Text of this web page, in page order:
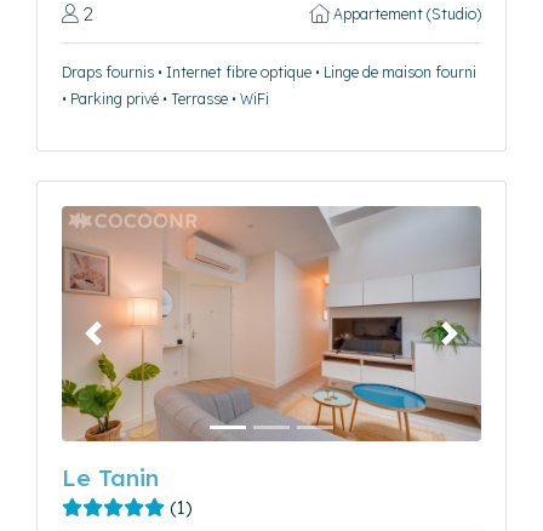
2 Appartement (Studio)
Draps fournis • Internet fibre optique • Linge de maison fourni
• Parking privé • Terrasse • WiFi
Précédent Suivant
Le Tanin
(1)